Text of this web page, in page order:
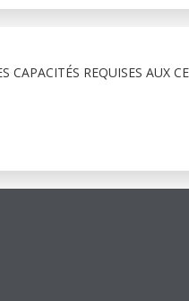
CAPACITÉS REQUISES AUX